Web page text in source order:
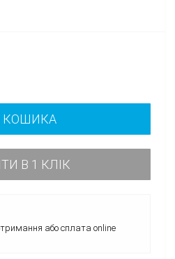
КОШИКА
В 1 КЛІК
або сплата online